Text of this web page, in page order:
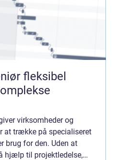
virksomheder og
at trække på specialiseret
brug for den. Uden at
hjælp til projektledelse,